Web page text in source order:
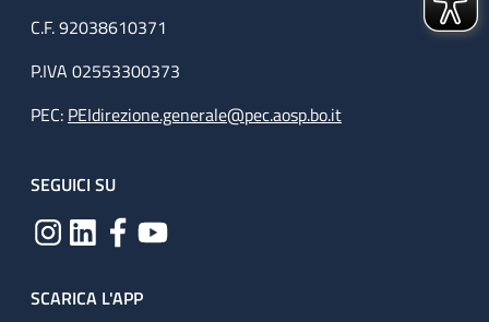
C.F. 92038610371
P.IVA 02553300373
PEC: PEIdirezione.generale@pec.aosp.bo.it
SEGUICI SU
SCARICA L'APP